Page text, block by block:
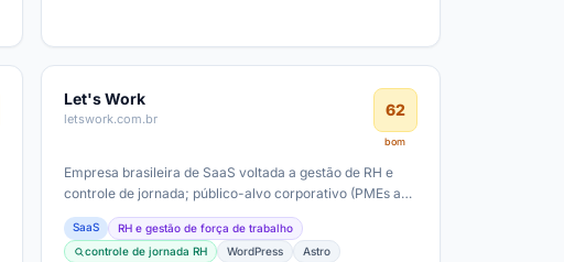
Let's Work
letswork.com.br 62
bom
Empresa brasileira de SaaS voltada a gestão de RH e
controle de jornada; público-alvo corporativo (PMEs a
médias/ grandes empresas) com…
SaaS
RH e gestão de força de trabalho
controle de jornada RH
WordPress Astro